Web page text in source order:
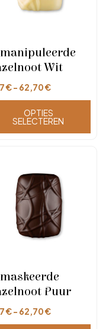
Wit
€- 62,70€
OPTIES
SELECTEREN
Puur
€- 62,70€